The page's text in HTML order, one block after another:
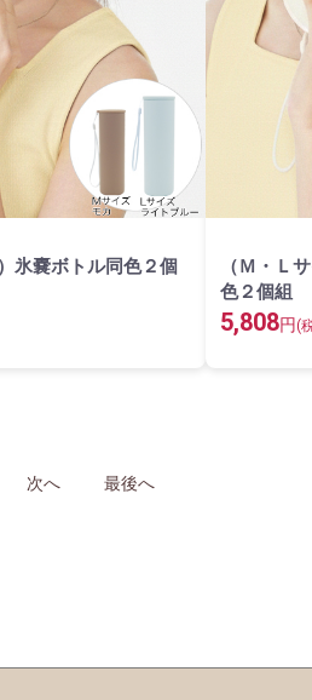
氷嚢ボトル同色２個
（Ｍ・Ｌ
色２個組
5,808円(
次へ 最後へ